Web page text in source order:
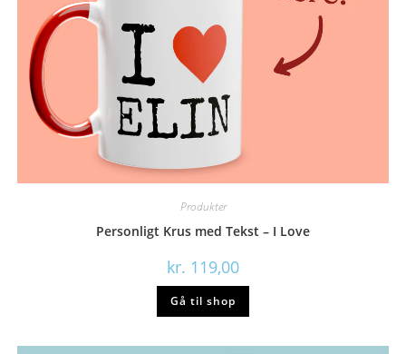
Produkter
Personligt Krus med Tekst – I Love
kr. 119,00
Gå til shop